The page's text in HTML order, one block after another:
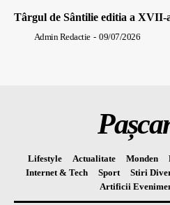
Târgul de Sântilie editia a XVII-
Admin Redactie - 09/07/2026
Lifestyle Actualitate Monden
Internet & Tech
Sport Stiri
Artificii